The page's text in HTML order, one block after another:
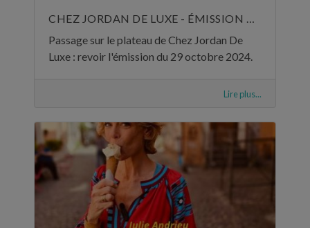
CHEZ JORDAN DE LUXE - ÉMISSION DU 29 OCTOBRE 2024
Passage sur le plateau de Chez Jordan De
Luxe : revoir l'émission du 29 octobre 2024.
Lire plus...